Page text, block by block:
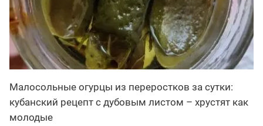
Малосольные огурцы из переростков за сутки:
кубанский рецепт с дубовым листом – хрустят как
молодые